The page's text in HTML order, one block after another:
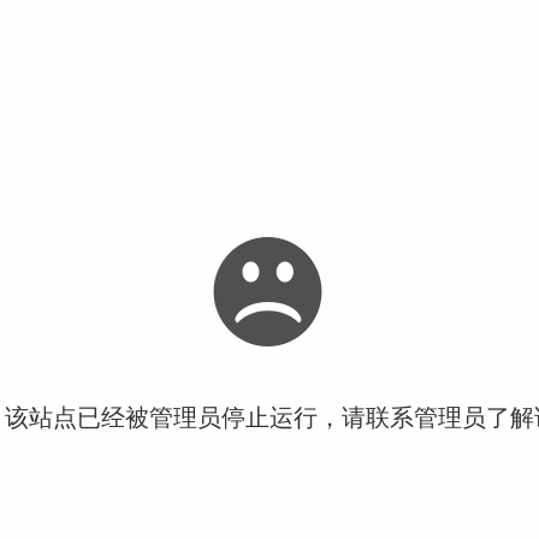
站点已经被管理员停止运行，请联系管理员了